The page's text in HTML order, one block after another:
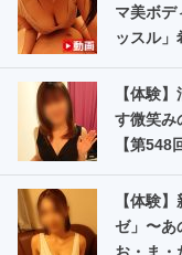
マ美ボ
ッスル」
【体験
す微笑み
【第548
【体験
ゼ」〜あ